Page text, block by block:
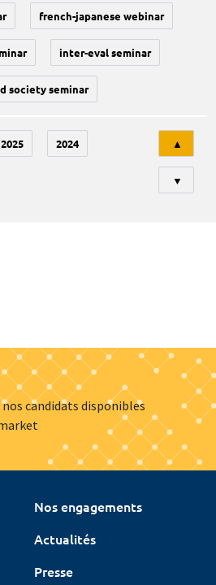
french-japanese webinar
inter-eval seminar
society seminar
2025 2024 ▲
▼
candidats disponibles
Nos engagements
Actualités
Presse